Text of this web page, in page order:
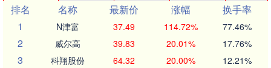
排名
名称 最新价 涨幅
换手率
1
N津富 37.49 114.72% 77.46%
2 威尔高 39.83 20.01% 17.76%
3 科翔股份 64.32 20.00% 12.21%